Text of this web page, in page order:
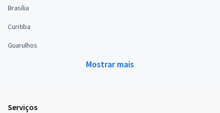
Brasília
Curitiba
Guarulhos
Mostrar mais
Serviços